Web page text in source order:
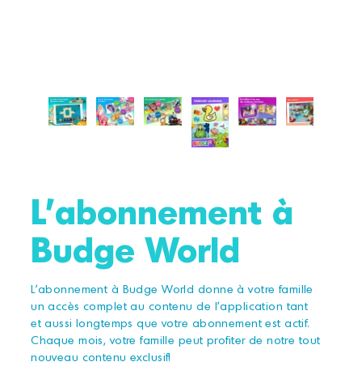
L'abonnement à
Budge World
L'abonnement à Budge World donne à votre famille
un accès complet au contenu de l'application tant
et aussi longtemps que votre abonnement est actif.
Chaque mois, votre famille peut profiter de notre tout
nouveau contenu exclusif!